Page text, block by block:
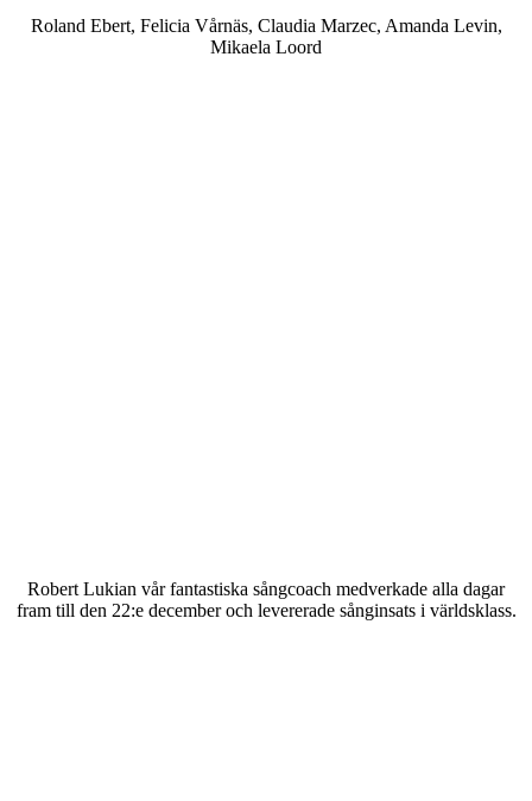
Roland Ebert, Felicia Vårnäs, Claudia Marzec, Amanda Levin,
Mikaela Loord
Robert Lukian vår fantastiska sångcoach medverkade alla dagar
fram till den 22:e december och levererade sånginsats i världsklass.